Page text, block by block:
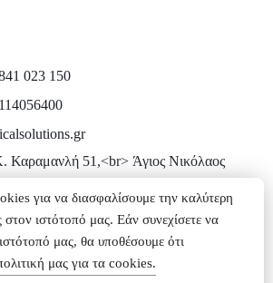
023 150
Καραμανλή 51,<br> Άγιος Νικόλαος
Φεραίου 16,<br> Μεταμόρφωση 144
για να διασφαλίσουμε την καλύτερη
στον ιστότοπό μας. Εάν συνεχίσετε να
μας, θα υποθέσουμε ότι
μας για τα cookies.